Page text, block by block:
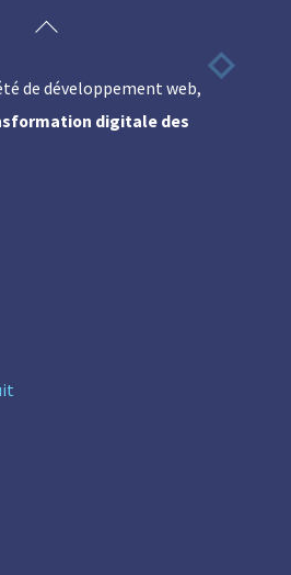
Back
Top
de développement web,
digitale des